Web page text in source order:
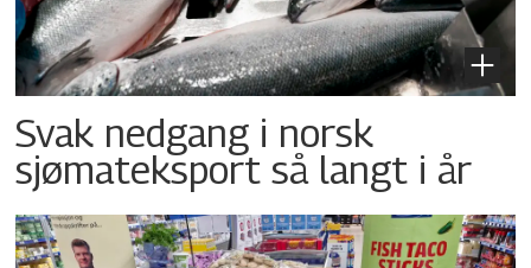
Svak nedgang i norsk
sjømateksport så langt i år